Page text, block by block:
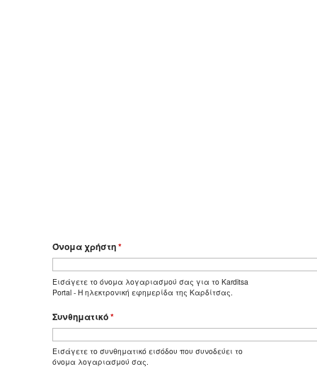
Όνομα χρήστη*
Εισάγετε το όνομα λογαριασμού σας για το Karditsa
Portal - Η ηλεκτρονική εφημερίδα της Καρδίτσας.
Συνθηματικό*
Εισάγετε το συνθηματικό εισόδου που συνοδεύει το
όνομα λογαριασμού σας.